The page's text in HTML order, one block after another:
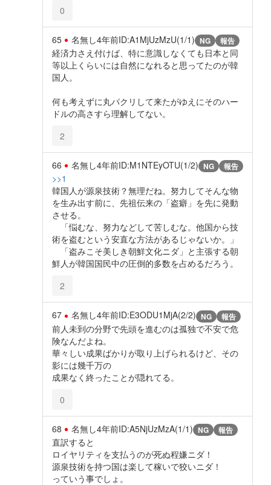
0
65 名無し4年前ID:A1MjUzMzU(1/1) NG 報告
経済力さえ付けば、特に意識しなくても日本と同
等以上くらいには自然になれると思ってたのが韓
国人。
何も考えずに丸パクリして来たがゆえにそのハー
ドルの高さすら理解してない。
2
66 名無し4年前ID:M1NTEyOTU(1/2) NG 報告
>>1
韓国人が源泉技術？無理だね。努力してそんな物
を生み出す前に、先祖伝来の「盗癖」を先に発動
させる。
「悩むな、努力などして苦しむな。他国から技
術を盗むという安直な方法があるじゃないか。」
「盗みこそ美しき朝鮮文化ニダ」と主張する朝
鮮人が韓国国民中の圧倒的多数を占めるだろう。
2
67 名無し4年前ID:E3ODU1MjA(2/2) NG 報告
前人未到の分野で先頭を進むのは孤独で不安で危
険なんだよね。
華々しい成果ばかりが取り上げられるけど、その
影には幾千万の
成果なく終ったことが隠れてる。
0
68 名無し4年前ID:A5NjUzMzA(1/1) NG 報告
直訳すると
ロイヤリティを支払うのが死ぬ程嫌ニダ！
源泉技術を持つ国は楽して稼いで狡いニダ！
っていう事でしょ。